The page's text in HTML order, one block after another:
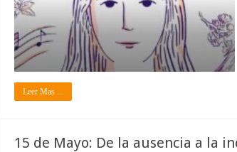
Leer Mas ...
15 de Mayo: De la ausencia a la